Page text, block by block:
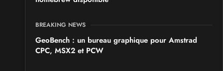
BREAKING NEWS
GeoBench : un bureau graphique pour Amstrad
CPC, MSX2 et PCW